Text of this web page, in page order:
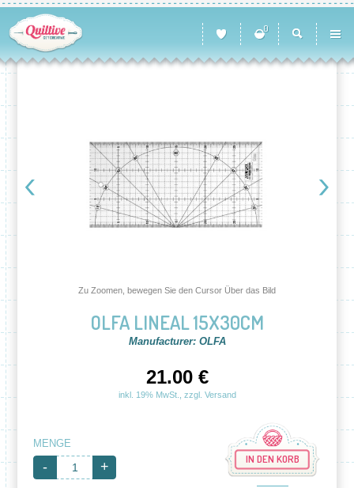
0
Zu Zoomen, bewegen Sie den Cursor Über das Bild
OLFA LINEAL 15X30CM
Manufacturer: OLFA
21.00 €
inkl. 19% MwSt., zzgl. Versand
MENGE
+
- IN DEN KORB